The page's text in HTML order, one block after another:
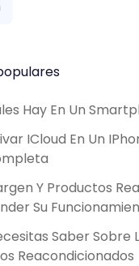
Hay En Un
ICloud En Un
Y Productos
Su
Saber Sobre
Reacondicionados